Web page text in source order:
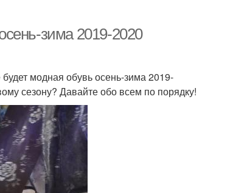
зима 2019-2020
модная обувь осень-зима 2019-
сезону? Давайте обо всем по порядку!